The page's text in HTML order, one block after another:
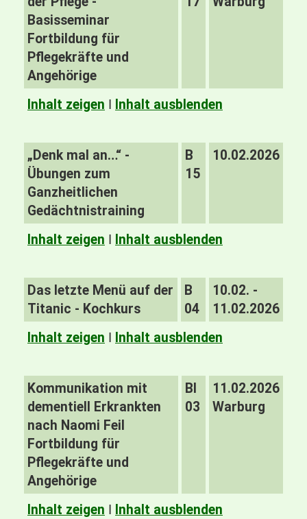
Basisseminar
Fortbildung für
Pflegekräfte und
Angehörige
Inhalt zeigen I Inhalt ausblenden
„Denk mal an…“ -
Übungen zum
Ganzheitlichen
Gedächtnistraining
B
15
10.02.2026
Inhalt zeigen I Inhalt ausblenden
Das letzte Menü auf der
Titanic - Kochkurs
B
04
10.02. -
11.02.2026
Inhalt zeigen I Inhalt ausblenden
Kommunikation mit
dementiell Erkrankten
nach Naomi Feil
Fortbildung für
Pflegekräfte und
Angehörige
BI
03
11.02.2026
Warburg
Inhalt zeigen I Inhalt ausblenden